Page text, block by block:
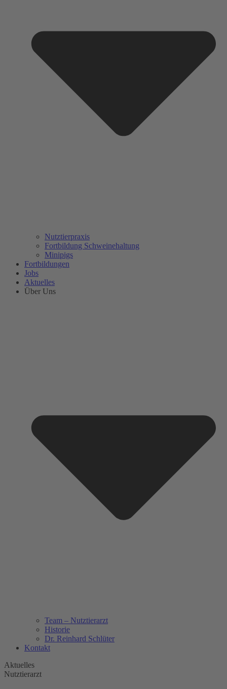
Nutztierpraxis
Fortbildung Schweinehaltung
Minipigs
Fortbildungen
Jobs
Aktuelles
Über Uns
Team – Nutztierarzt
Historie
Dr. Reinhard Schlüter
Kontakt
Aktuelles
Nutztierarzt